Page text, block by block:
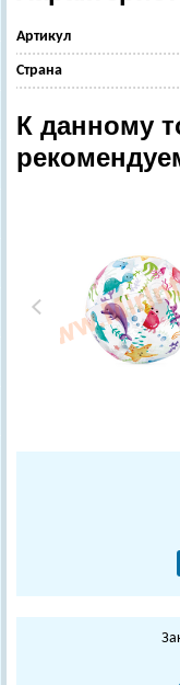
Артикул
Страна
К данному